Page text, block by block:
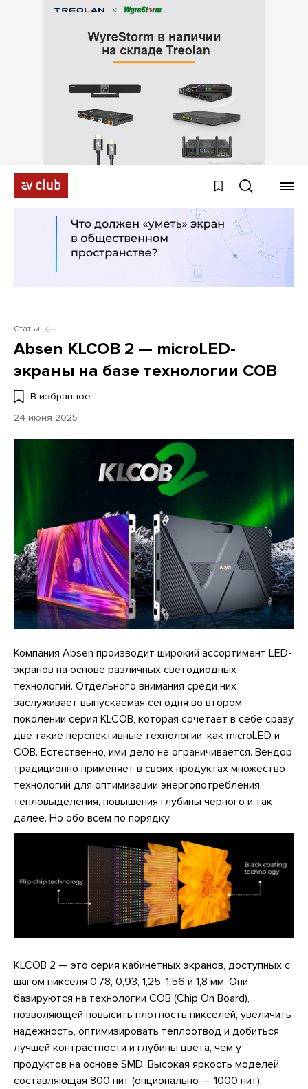
Статьи
Absen KLCOB 2 — microLED-
экраны на базе технологии COB
В избранное
24 июня 2025
Компания Absen производит широкий ассортимент LED-
экранов на основе различных светодиодных
технологий. Отдельного внимания среди них
заслуживает выпускаемая сегодня во втором
поколении серия KLCOB, которая сочетает в себе сразу
две такие перспективные технологии, как microLED и
COB. Естественно, ими дело не ограничивается. Вендор
традиционно применяет в своих продуктах множество
технологий для оптимизации энергопотребления,
тепловыделения, повышения глубины черного и так
далее. Но обо всем по порядку.
KLCOB 2 — это серия кабинетных экранов, доступных с
шагом пикселя 0,78, 0,93, 1,25, 1,56 и 1,8 мм. Они
базируются на технологии COB (Chip On Board),
позволяющей повысить плотность пикселей, увеличить
надежность, оптимизировать теплоотвод и добиться
лучшей контрастности и глубины цвета, чем у
продуктов на основе SMD. Высокая яркость моделей,
составляющая 800 нит (опционально — 1000 нит),